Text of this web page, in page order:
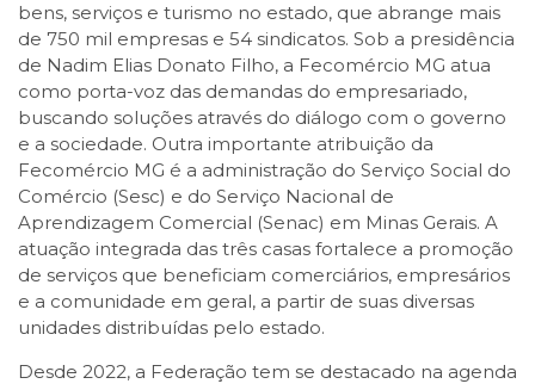
bens, serviços e turismo no estado, que abrange mais
de 750 mil empresas e 54 sindicatos. Sob a presidência
de Nadim Elias Donato Filho, a Fecomércio MG atua
como porta-voz das demandas do empresariado,
buscando soluções através do diálogo com o governo
e a sociedade. Outra importante atribuição da
Fecomércio MG é a administração do Serviço Social do
Comércio (Sesc) e do Serviço Nacional de
Aprendizagem Comercial (Senac) em Minas Gerais. A
atuação integrada das três casas fortalece a promoção
de serviços que beneficiam comerciários, empresários
e a comunidade em geral, a partir de suas diversas
unidades distribuídas pelo estado.
Desde 2022, a Federação tem se destacado na agenda